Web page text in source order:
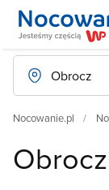
Nocowanie.pl